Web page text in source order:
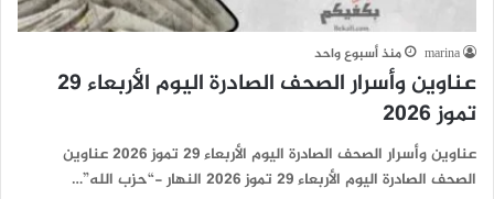
marina منذ أسبوع واحد
عناوين وأسرار الصحف الصادرة اليوم الأربعاء 29
تموز 2026
عناوين وأسرار الصحف الصادرة اليوم الأربعاء 29 تموز 2026 عناوين
الصحف الصادرة اليوم الأربعاء 29 تموز 2026 النهار -“حزب الله”…